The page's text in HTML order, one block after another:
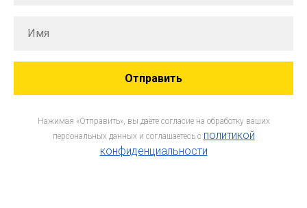
Отправить
Нажимая «Отправить», вы даёте согласие на обработку ваших
персональных данных и соглашаетесь c политикой
конфиденциальности